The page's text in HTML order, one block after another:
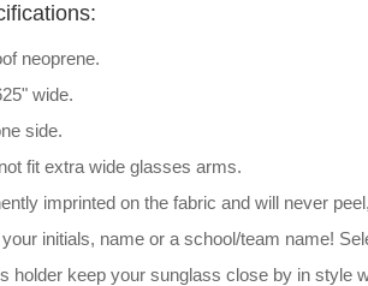
neoprene.
wide.
side.
fit extra wide glasses arms.
imprinted on the fabric and will never
initials, name or a school/team name!
holder keep your sunglass close by in style